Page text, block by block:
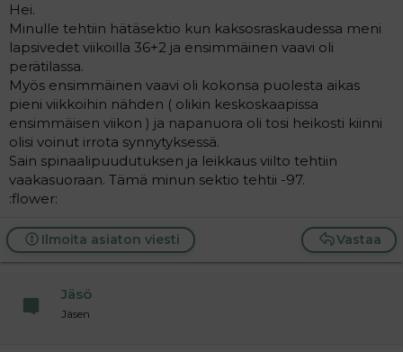
Hei.
Minulle tehtiin hätäsektio kun kaksosraskaudessa meni
lapsivedet viikoilla 36+2 ja ensimmäinen vaavi oli
perätilassa.
Myös ensimmäinen vaavi oli kokonsa puolesta aikas
pieni viikkoihin nähden ( olikin keskoskaapissa
ensimmäisen viikon ) ja napanuora oli tosi heikosti kiinni
olisi voinut irrota synnytyksessä.
Sain spinaalipuudutuksen ja leikkaus viilto tehtiin
vaakasuoraan. Tämä minun sektio tehtii -97.
:flower:
Vastaa
Ilmoita asiaton viesti
Jäsö
Jäsen